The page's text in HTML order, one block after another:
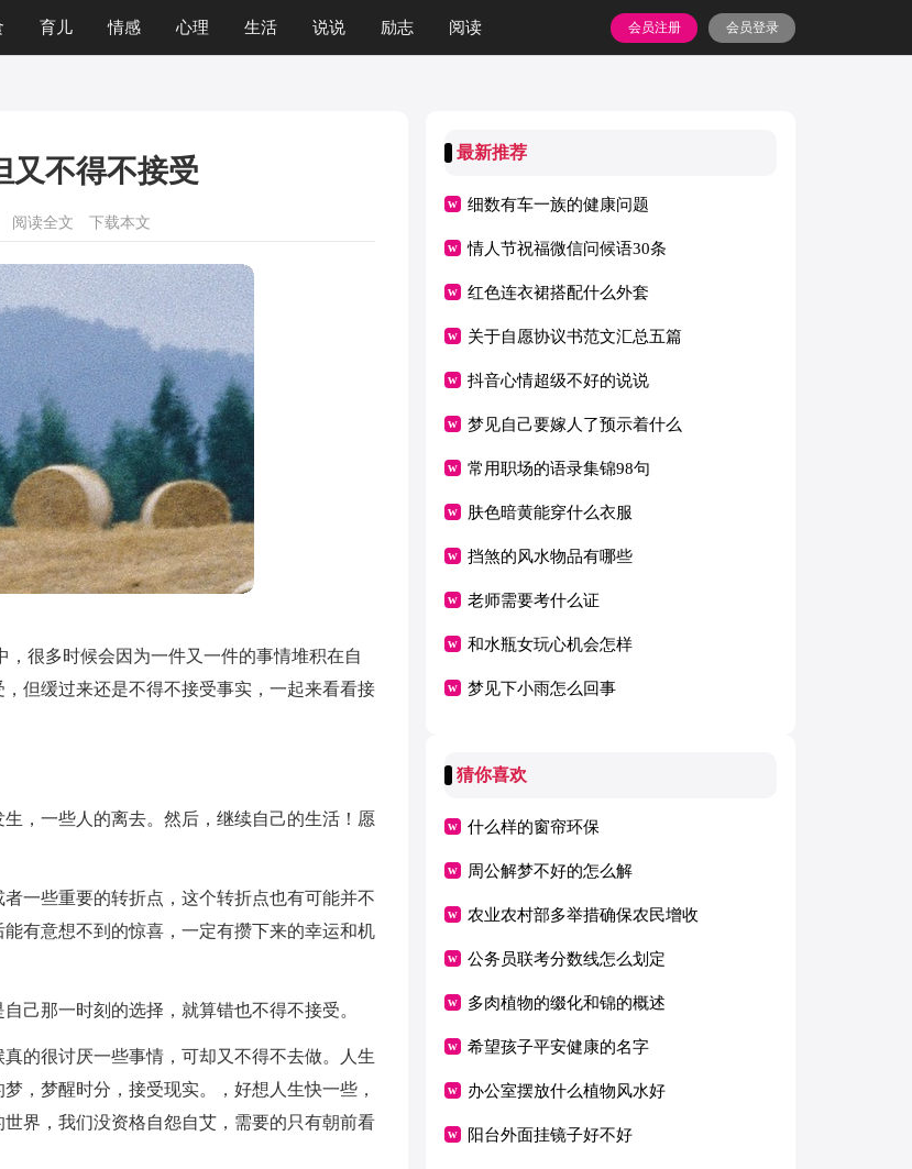
育儿 情感 心理 生活 说说 励志 阅读 会员登录
会员注册
又不得不接受
阅读全文 下载本文
很多时候会因为一件又一件的事情堆积在自
但缓过来还是不得不接受事实，一起来看看接
，一些人的离去。然后，继续自己的生活！愿
一些重要的转折点，这个转折点也有可能并不
有意想不到的惊喜，一定有攒下来的幸运和机
己那一时刻的选择，就算错也不得不接受。
的很讨厌一些事情，可却又不得不去做。人生
，梦醒时分，接受现实。，好想人生快一些，
界，我们没资格自怨自艾，需要的只有朝前看
最新推荐
细数有车一族的健康问题
情人节祝福微信问候语30条
红色连衣裙搭配什么外套
关于自愿协议书范文汇总五篇
抖音心情超级不好的说说
梦见自己要嫁人了预示着什么
常用职场的语录集锦98句
肤色暗黄能穿什么衣服
挡煞的风水物品有哪些
老师需要考什么证
和水瓶女玩心机会怎样
梦见下小雨怎么回事
猜你喜欢
什么样的窗帘环保
周公解梦不好的怎么解
农业农村部多举措确保农民增收
公务员联考分数线怎么划定
多肉植物的缀化和锦的概述
希望孩子平安健康的名字
办公室摆放什么植物风水好
阳台外面挂镜子好不好